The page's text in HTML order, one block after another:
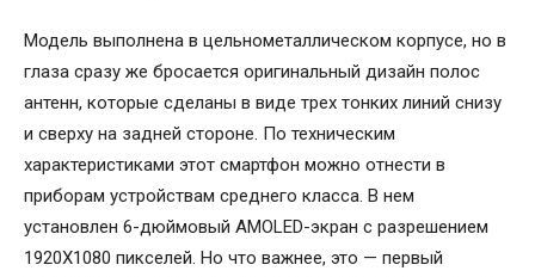
Модель выполнена в цельнометаллическом корпусе, но в
глаза сразу же бросается оригинальный дизайн полос
антенн, которые сделаны в виде трех тонких линий снизу
и сверху на задней стороне. По техническим
характеристиками этот смартфон можно отнести в
приборам устройствам среднего класса. В нем
установлен 6-дюймовый AMOLED-экран с разрешением
1920Х1080 пикселей. Но что важнее, это — первый